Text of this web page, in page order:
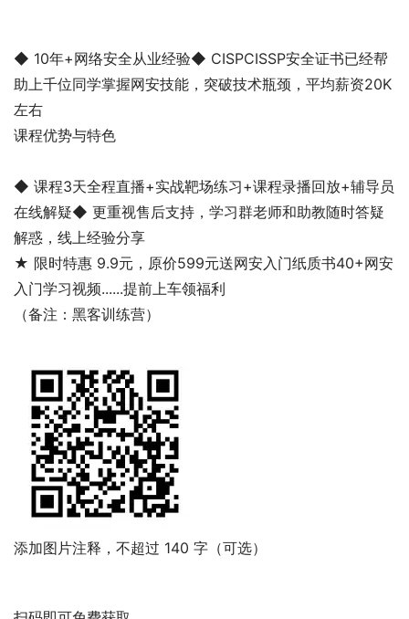
◆ 10年+网络安全从业经验◆ CISPCISSP安全证书已经帮
助上千位同学掌握网安技能，突破技术瓶颈，平均薪资20K
左右
课程优势与特色
◆ 课程3天全程直播+实战靶场练习+课程录播回放+辅导员
在线解疑◆ 更重视售后支持 ，学习群老师和助教随时答疑
解惑，线上经验分享
★ 限时特惠 9.9元，原价599元送网安入门纸质书40+网安
入门学习视频......提前上车领福利
（备注：黑客训练营）
添加图片注释，不超过 140 字（可选）